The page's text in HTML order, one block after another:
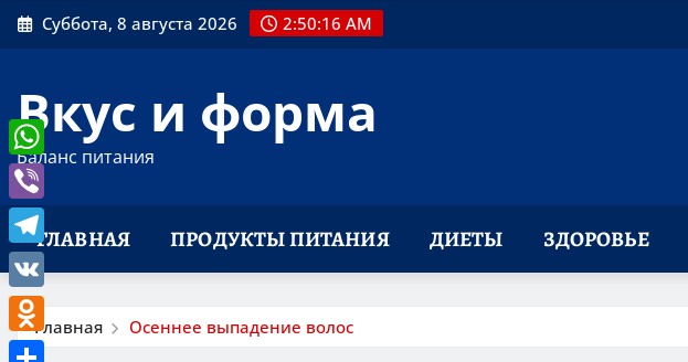
Перейти
к
Суббота, 8 августа 2026 2:50:17 AM
Вкус и форма
Баланс питания
ГЛАВНАЯ ПРОДУКТЫ ПИТАНИЯ ДИЕТЫ ЗДОРОВЬЕ
Главная Осеннее выпадение волос
WhatsApp
Viber
Telegram
VK
Odnoklassniki